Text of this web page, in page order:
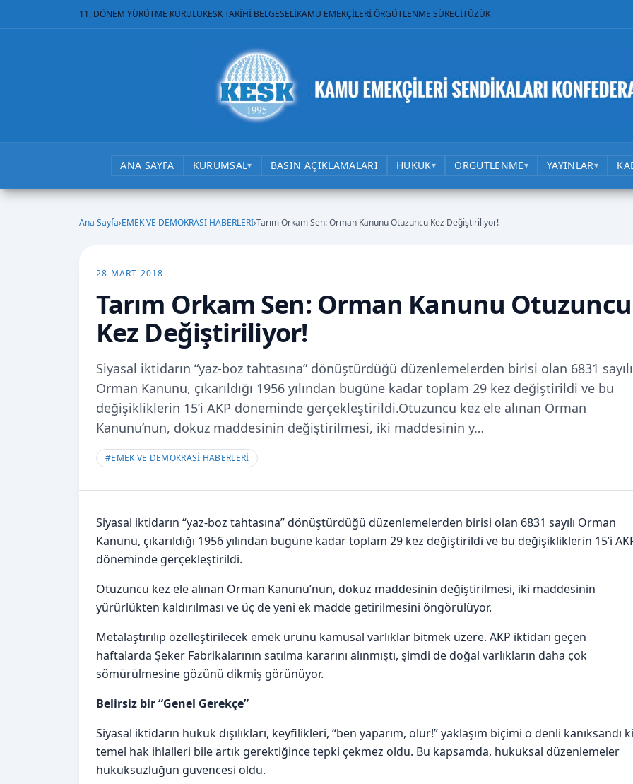
11. DÖNEM YÜRÜTME KURULUKESK TARİHİ BELGESELİKAMU EMEKÇİLERİ ÖRGÜTLENME SÜRECİTÜZÜK
ANA SAYFA KURUMSAL▾ BASIN AÇIKLAMALARI HUKUK▾ ÖRGÜTLENME▾ YAYINLAR▾
Ana Sayfa›EMEK VE DEMOKRASİ HABERLERİ›Tarım Orkam Sen: Orman Kanunu Otuzuncu Kez Değiştiriliyor!
28 MART 2018
Tarım Orkam Sen: Orman Kanunu Otuzuncu
Kez Değiştiriliyor!
Siyasal iktidarın “yaz-boz tahtasına” dönüştürdüğü düzenlemelerden birisi olan 6831 sayılı
Orman Kanunu, çıkarıldığı 1956 yılından bugüne kadar toplam 29 kez değiştirildi ve bu
değişikliklerin 15’i AKP döneminde gerçekleştirildi.Otuzuncu kez ele alınan Orman
Kanunu’nun, dokuz maddesinin değiştirilmesi, iki maddesinin y…
#EMEK VE DEMOKRASİ HABERLERİ
Siyasal iktidarın “yaz-boz tahtasına” dönüştürdüğü düzenlemelerden birisi olan 6831 sayılı Orman
Kanunu, çıkarıldığı 1956 yılından bugüne kadar toplam 29 kez değiştirildi ve bu değişikliklerin 15’i
döneminde gerçekleştirildi.
Otuzuncu kez ele alınan Orman Kanunu’nun, dokuz maddesinin değiştirilmesi, iki maddesinin
yürürlükten kaldırılması ve üç de yeni ek madde getirilmesini öngörülüyor.
Metalaştırılıp özelleştirilecek emek ürünü kamusal varlıklar bitmek üzere. AKP iktidarı geçen
haftalarda Şeker Fabrikalarının satılma kararını alınmıştı, şimdi de doğal varlıkların daha çok
sömürülmesine gözünü dikmiş görünüyor.
Belirsiz bir “Genel Gerekçe”
Siyasal iktidarın hukuk dışılıkları, keyfilikleri, “ben yaparım, olur!” yaklaşım biçimi o denli kanıksandı
temel hak ihlalleri bile artık gerektiğince tepki çekmez oldu. Bu kapsamda, hukuksal düzenlemeler
hukuksuzluğun güvencesi oldu.